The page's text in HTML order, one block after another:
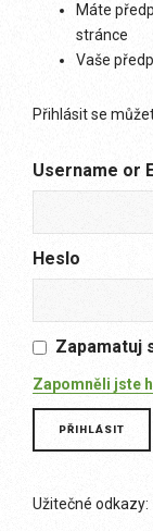
Máte
stránce
Vaše
Přihlásit se
Username or
Heslo
Zapamatuj
Zapomněli jste
Užitečné odkazy: